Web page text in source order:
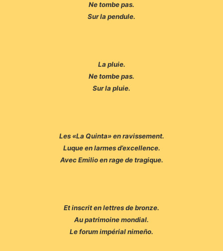
Ne tombe pas.
Sur la pendule.
La pluie.
Ne tombe pas.
Sur la pluie.
Les «La Quinta» en ravissement.
Luque en larmes d’excellence.
Avec Emilio en rage de tragique.
Et inscrit en lettres de bronze.
Au patrimoine mondial.
Le forum impérial nimeño.